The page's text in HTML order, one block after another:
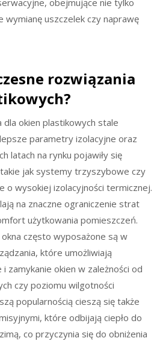
wymianę uszczelek czy naprawę
rozwiązania
okien plastikowych stale
parametry izolacyjne oraz
latach na rynku pojawiły się
jak systemy trzyszybowe czy
o wysokiej izolacyjności termicznej.
na znaczne ograniczenie strat
użytkowania pomieszczeń.
często wyposażone są w
które umożliwiają
zamykanie okien w zależności od
czy poziomu wilgotności
popularnością cieszą się także
które odbijają ciepło do
co przyczynia się do obniżenia